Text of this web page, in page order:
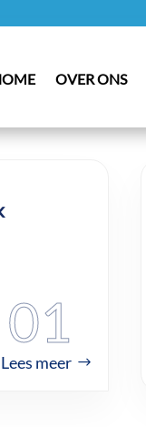
OVER ONS
01
Lees meer